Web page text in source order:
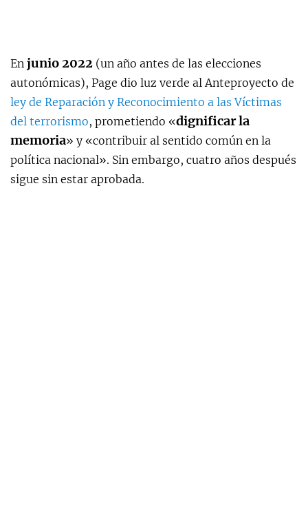
En junio 2022 (un año antes de las elecciones
autonómicas), Page dio luz verde al Anteproyecto de
ley de Reparación y Reconocimiento a las Víctimas
del terrorismo, prometiendo «dignificar la
memoria» y «contribuir al sentido común en la
política nacional». Sin embargo, cuatro años después
sigue sin estar aprobada.